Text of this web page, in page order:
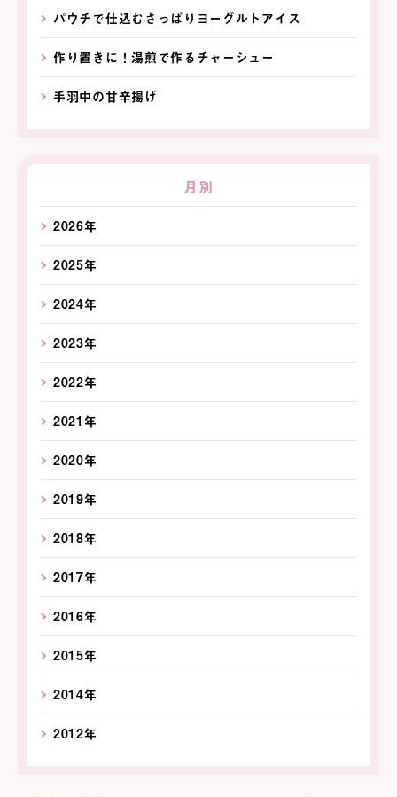
パウチで仕込むさっぱりヨーグルトアイス
作り置きに！湯煎で作るチャーシュー
手羽中の甘辛揚げ
月別
2026年
2025年
2024年
2023年
2022年
2021年
2020年
2019年
2018年
2017年
2016年
2015年
2014年
2012年